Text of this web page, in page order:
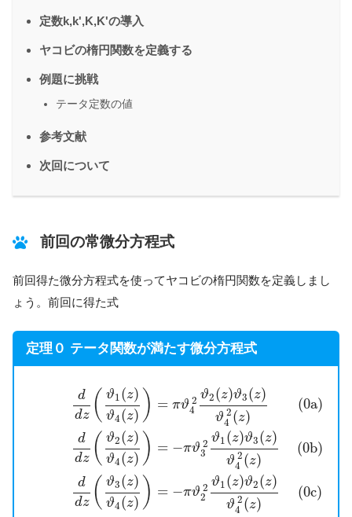
定数k,k',K,K'の導入
ヤコビの楕円関数を定義する
例題に挑戦
テータ定数の値
参考文献
次回について
前回の常微分方程式
前回得た微分方程式を使ってヤコビの楕円関数を定義しまし
ょう。前回に得た式
定理０ テータ関数が満たす微分方程式
d
dz ( ϑ1(z)
ϑ4(z) ) = πϑ2
4
ϑ2(z)ϑ3(z)
ϑ 2
4 (z)
d
dz ( ϑ2(z)
ϑ4(z) ) = −πϑ2
3
ϑ1(z)ϑ3(z)
ϑ 2
4 (z)
d
dz ( ϑ3(z)
ϑ4(z) ) = −πϑ2
2
ϑ1(z)ϑ2(z)
ϑ 2
4 (z)
(0a)
(0b)
(0c)
ϑ (z )ϑ 4 z )) 2 z ϑ 3 z ϑ